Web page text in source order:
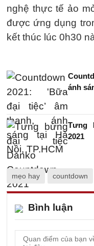
nghệ thực tế ảo
được ứng dụng
kết thúc lúc 0h30
ánh
Tưng
2021
mẹo hay countdown
Bình luận